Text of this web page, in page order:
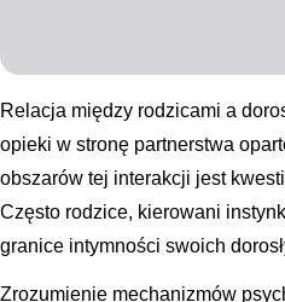
Relacja między rodzicami a
opieki w stronę partnerstwa
obszarów tej interakcji jest
Często rodzice, kierowani
granice intymności swoich
Zrozumienie mechanizmów